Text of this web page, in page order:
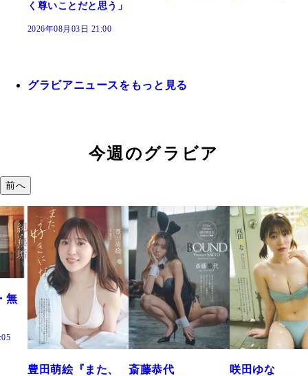
く尊いことだと思う」
2026年08月03日 21:00
グラビアニュースをもっと見る
今週のグラビア
前へ
豊田萌絵『また、
斎藤恭代
咲田ゆな
無